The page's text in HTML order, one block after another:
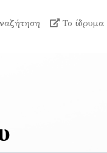
Το ίδρυμα